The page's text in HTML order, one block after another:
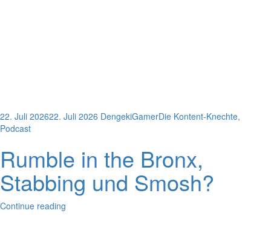
22. Juli 202622. Juli 2026 DengekiGamerDie Kontent-Knechte,
Podcast
Rumble in the Bronx,
Stabbing und Smosh?
Continue reading